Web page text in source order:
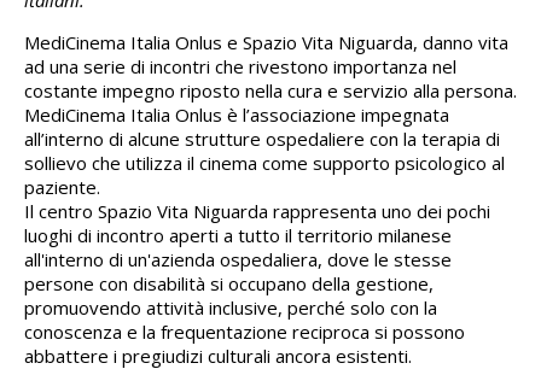
MediCinema Italia Onlus e Spazio Vita Niguarda, danno vita
ad una serie di incontri che rivestono importanza nel
costante impegno riposto nella cura e servizio alla persona.
MediCinema Italia Onlus è l’associazione impegnata
all’interno di alcune strutture ospedaliere con la terapia di
sollievo che utilizza il cinema come supporto psicologico al
paziente.
Il centro Spazio Vita Niguarda rappresenta uno dei pochi
luoghi di incontro aperti a tutto il territorio milanese
all'interno di un'azienda ospedaliera, dove le stesse
persone con disabilità si occupano della gestione,
promuovendo attività inclusive, perché solo con la
conoscenza e la frequentazione reciproca si possono
abbattere i pregiudizi culturali ancora esistenti.